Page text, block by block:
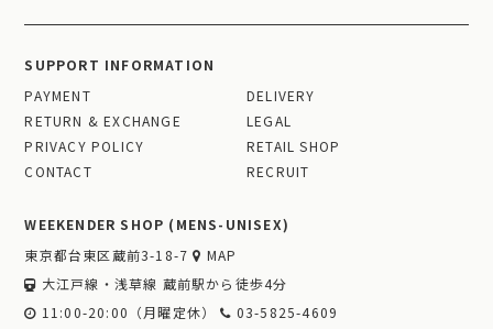
SUPPORT INFORMATION
PAYMENT
DELIVERY
RETURN & EXCHANGE
LEGAL
PRIVACY POLICY
RETAIL SHOP
CONTACT
RECRUIT
WEEKENDER SHOP (MENS-UNISEX)
東京都台東区蔵前3-18-7
MAP
大江戸線・浅草線 蔵前駅から徒歩4分
11:00-20:00（月曜定休）
03-5825-4609